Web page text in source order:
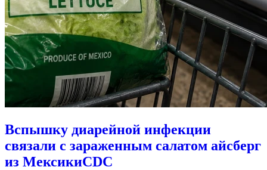
Вспышку диарейной инфекции
связали с зараженным салатом айсберг
из МексикиCDC